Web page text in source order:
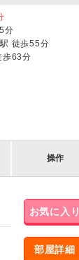
分
徒歩55分
歩63分
操作
お気に入り
部屋詳細